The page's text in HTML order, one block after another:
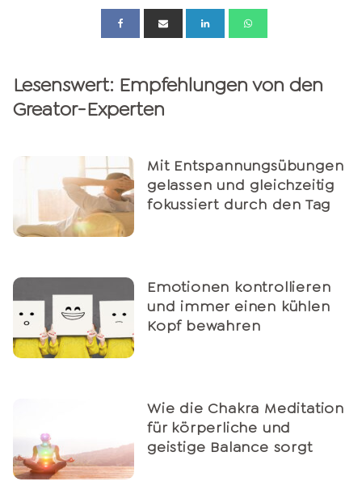
Lesenswert: Empfehlungen von den
Greator-Experten
Mit Entspannungsübungen
gelassen und gleichzeitig
fokussiert durch den Tag
Emotionen kontrollieren
und immer einen kühlen
Kopf bewahren
Wie die Chakra Meditation
für körperliche und
geistige Balance sorgt